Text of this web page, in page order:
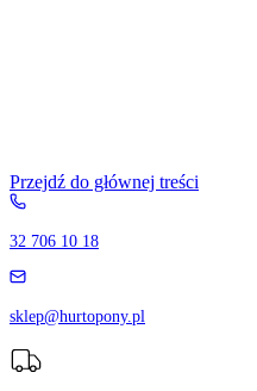
Przejdź do głównej treści
32 706 10 18
sklep@hurtopony.pl